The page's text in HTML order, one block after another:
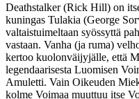
Deathstalker (Rick Hill) on
kuningas Tulakia (George
valtaistuimeltaan syössyttä
vastaan. Vanha (ja ruma)
kertoo kuolonväijyjälle, että
legendaarisesta Luomisen
Amuletti. Vain Oikeuden
kolme Voimaa muuttuu itse